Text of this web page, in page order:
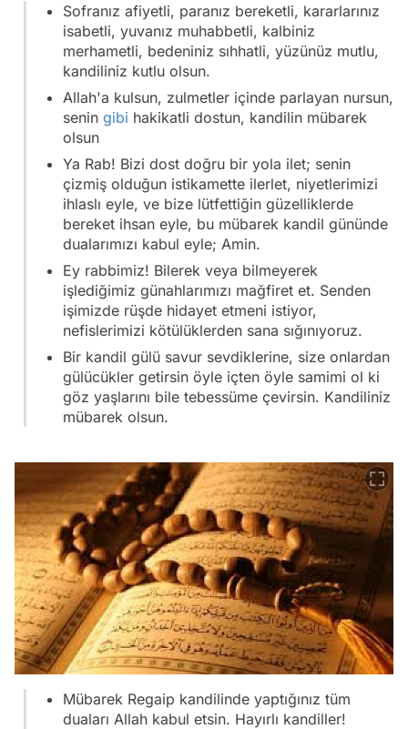
Sofranız afiyetli, paranız bereketli, kararlarınız
isabetli, yuvanız muhabbetli, kalbiniz
merhametli, bedeniniz sıhhatli, yüzünüz mutlu,
kandiliniz kutlu olsun.
Allah'a kulsun, zulmetler içinde parlayan nursun,
senin gibi hakikatli dostun, kandilin mübarek
olsun
Ya Rab! Bizi dost doğru bir yola ilet; senin
çizmiş olduğun istikamette ilerlet, niyetlerimizi
ihlaslı eyle, ve bize lütfettiğin güzelliklerde
bereket ihsan eyle, bu mübarek kandil gününde
dualarımızı kabul eyle; Amin.
Ey rabbimiz! Bilerek veya bilmeyerek
işlediğimiz günahlarımızı mağfiret et. Senden
işimizde rüşde hidayet etmeni istiyor,
nefislerimizi kötülüklerden sana sığınıyoruz.
Bir kandil gülü savur sevdiklerine, size onlardan
gülücükler getirsin öyle içten öyle samimi ol ki
göz yaşlarını bile tebessüme çevirsin. Kandiliniz
mübarek olsun.
Mübarek Regaip kandilinde yaptığınız tüm
duaları Allah kabul etsin. Hayırlı kandiller!